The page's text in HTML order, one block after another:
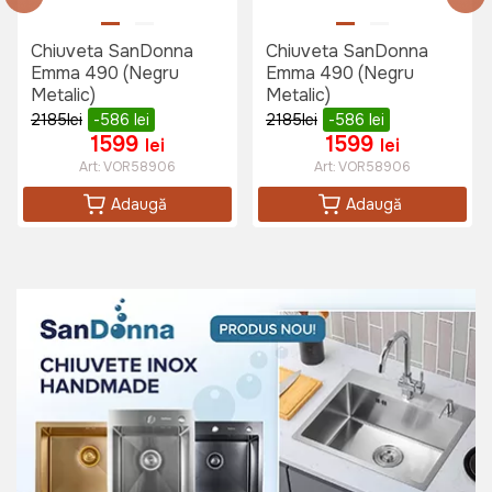
Baterie bucatarie SanDonna CAMI
Crom Satin
Art:
Baterie bucatarie SanDonna
DOROTA (Negru total)
Art: VOR58830
1475 lei
Chiuveta SanDonna
Emma 490 (Negru
Metalic)
2185lei -586 lei
1599 lei
Art:VOR58906
Adaugă
Chiuveta SanDonna
Emma 490 (Negru
Metalic)
2185lei -586 lei
1599 lei
Art:VOR58906
Adaugă